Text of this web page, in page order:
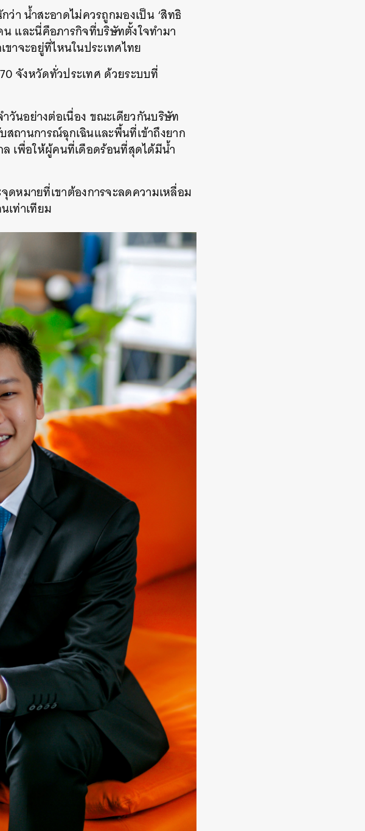
า น้ำสะอาดไม่ควรถูกมองเป็น ‘สิทธิ
และนี่คือภารกิจที่บริษัทตั้งใจทำมา
าจะอยู่ที่ไหนในประเทศไทย
จังหวัดทั่วประเทศ ด้วยระบบที่
วันอย่างต่อเนื่อง ขณะเดียวกันบริษัท
ถานการณ์ฉุกเฉินและพื้นที่เข้าถึงยาก
เพื่อให้ผู้คนที่เดือดร้อนที่สุดได้มีน้ำ
หมายที่เขาต้องการจะลดความเหลื่อม
เท่าเทียม
EMAIL